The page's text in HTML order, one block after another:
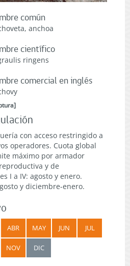
común
anchoa
científico
ringens
comercial en inglés
]
con acceso restringido a
operadores. Cuota global
máximo por armador
y de
I a IV: agosto y enero.
y diciembre-enero.
ABR MAY JUN JUL
NOV DIC